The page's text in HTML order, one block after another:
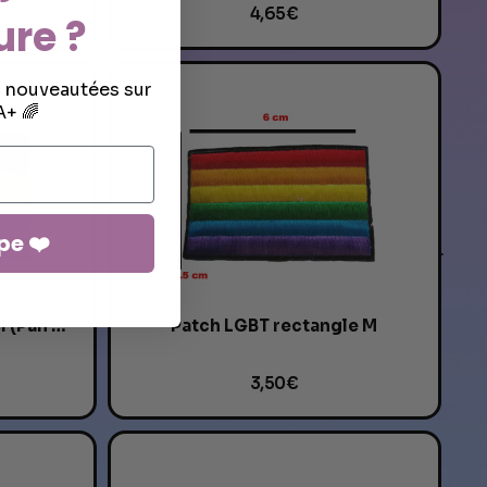
4,65 €
Patch Drapeau Pansexuel (Pan Flag) -... Patch LGBT rectangle M
3,50 €
?
sur
🌈
❤️